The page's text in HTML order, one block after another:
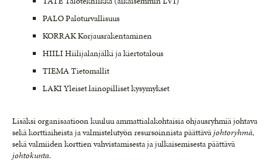
PALO Paloturvallisuus
KORRAK Korjausrakentaminen
HIILI Hiilijalanjälki ja kiertotalous
TIEMA Tietomallit
LAKI Yleiset lainopilliset kysymykset
Lisäksi organisaatioon kuuluu ammattialakohtaisia ohjausryhmiä johtava
sekä korttiaiheista ja valmistelutyön resursoinnista päättäväjohtoryhmä,
sekä valmiiden korttien vahvistamisesta ja julkaisemisesta päättävä
johtokunta.